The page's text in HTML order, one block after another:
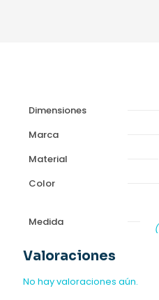
Dimensiones
Marca
Material
Color
Medida
Valoraciones
No hay valoraciones aún.